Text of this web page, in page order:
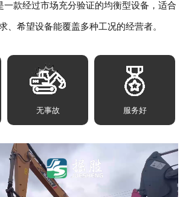
一款经过市场充分验证的均衡型设备，适合
、希望设备能覆盖多种工况的经营者。
无事故 服务好